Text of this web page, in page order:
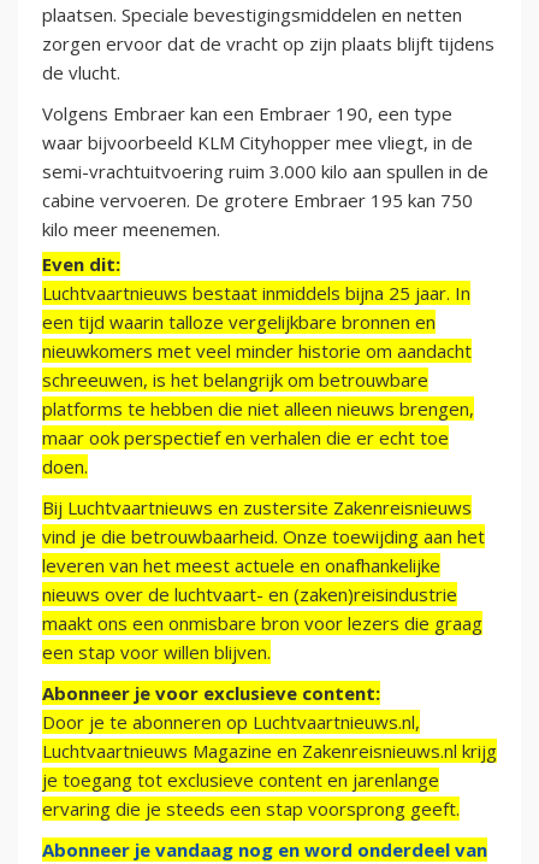
plaatsen. Speciale bevestigingsmiddelen en netten
zorgen ervoor dat de vracht op zijn plaats blijft tijdens
de vlucht.
Volgens Embraer kan een Embraer 190, een type
waar bijvoorbeeld KLM Cityhopper mee vliegt, in de
semi-vrachtuitvoering ruim 3.000 kilo aan spullen in de
cabine vervoeren. De grotere Embraer 195 kan 750
kilo meer meenemen.
Even dit:
Luchtvaartnieuws bestaat inmiddels bijna 25 jaar. In
een tijd waarin talloze vergelijkbare bronnen en
nieuwkomers met veel minder historie om aandacht
schreeuwen, is het belangrijk om betrouwbare
platforms te hebben die niet alleen nieuws brengen,
maar ook perspectief en verhalen die er echt toe
doen.
Bij Luchtvaartnieuws en zustersite Zakenreisnieuws
vind je die betrouwbaarheid. Onze toewijding aan het
leveren van het meest actuele en onafhankelijke
nieuws over de luchtvaart- en (zaken)reisindustrie
maakt ons een onmisbare bron voor lezers die graag
een stap voor willen blijven.
Abonneer je voor exclusieve content:
Door je te abonneren op Luchtvaartnieuws.nl,
Luchtvaartnieuws Magazine en Zakenreisnieuws.nl krijg
je toegang tot exclusieve content en jarenlange
ervaring die je steeds een stap voorsprong geeft.
Abonneer je vandaag nog en word onderdeel van